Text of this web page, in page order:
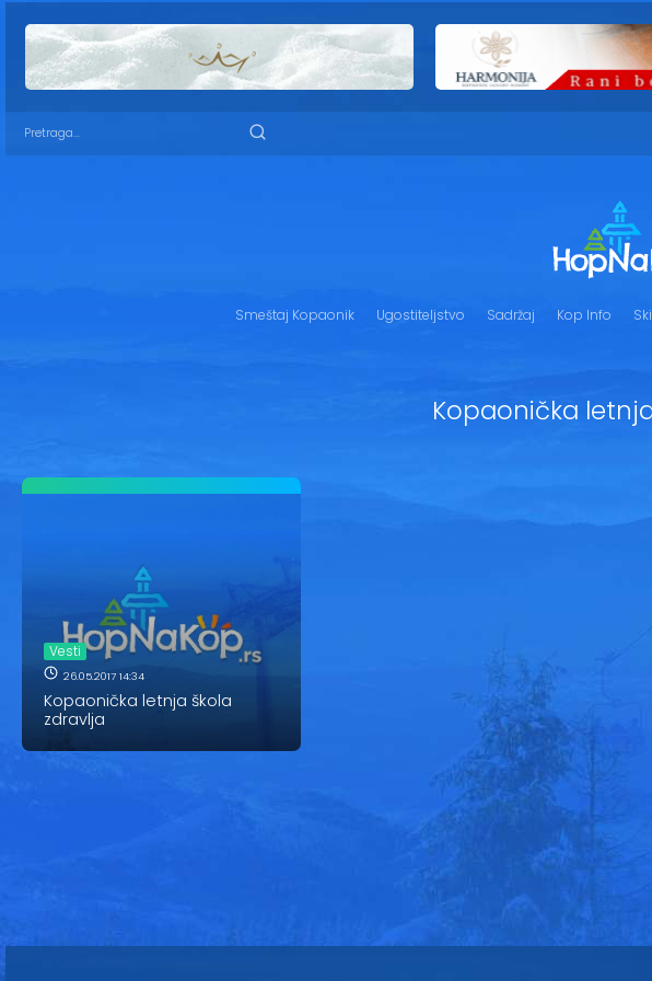
Smeštaj Kopaonik Ugostiteljstvo Sadržaj Kop Info
Kopaonička
Vesti
26.05.2017 14:34
Kopaonička letnja škola
zdravlja